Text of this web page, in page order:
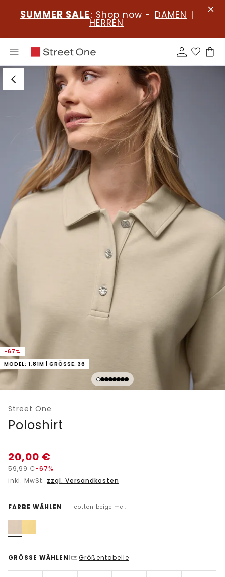
SUMMER SALE : Shop now - DAMEN |
HERREN
-67%
MODEL: 1,81M | GRÖSSE: 36
Street One
Poloshirt
20,00 €
59,99€-67%
inkl. MwSt. zzgl. Versandkosten
FARBE WÄHLEN | cotton beige mel.
GRÖSSE WÄHLEN | Größentabelle